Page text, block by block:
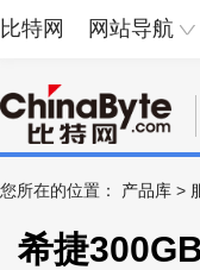
比特网 网站导航
您所在的位置： 产品库 >
希捷